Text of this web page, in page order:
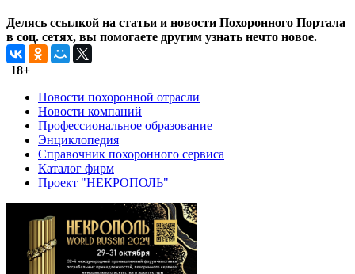
Делясь ссылкой на статьи и новости Похоронного Портала
в соц. сетях, вы помогаете другим узнать нечто новое.
18+
Новости похоронной отрасли
Новости компаний
Профессиональное образование
Энциклопедия
Справочник похоронного сервиса
Каталог фирм
Проект "НЕКРОПОЛЬ"